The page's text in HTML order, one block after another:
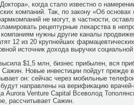
когда стало известно о
компаний. Так, по закону «Об основах
не могут, в частности,
рецептурные лекарства в
нужны другие каналы
12 из 20 крупнейших
источник дохода выручки социальной
$1,5 млн, бизнес прибылен, вся
Новые инвестиции пойдут прежде
он: сейчас через мобильные
направлены на верификацию
Venture Capital Всеволод
рассчитывает Сажин.